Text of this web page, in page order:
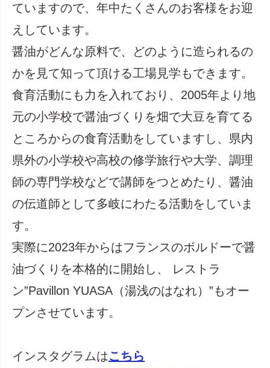
ていますので、年中たくさんのお客様をお迎
えしています。
醤油がどんな原料で、どのように造られるの
かを見て知って頂ける工場見学もできます。
食育活動にも力を入れており、2005年より地
元の小学校で醤油づくりを畑で大豆を育てる
ところからの食育活動をしていますし、県内
県外の小学校や高校の修学旅行や大学、調理
師の専門学校などで講師をつとめたり、醤油
の伝道師として多岐にわたる活動をしていま
す。
実際に2023年からはフランスのボルドーで醤
油づくりを本格的に開始し、 レストラ
ン”Pavillon YUASA（湯浅のはなれ）”もオー
プンさせています。
インスタグラムはこちら